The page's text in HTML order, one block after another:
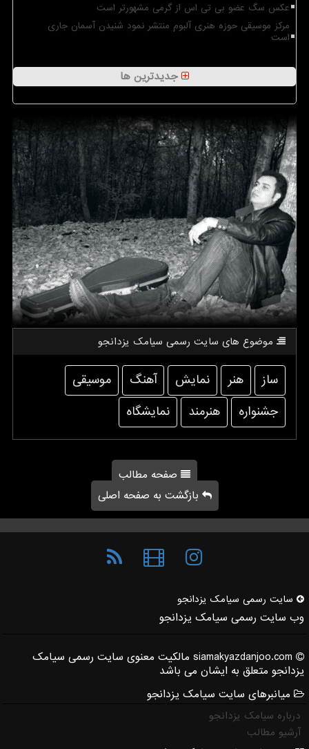
عکس سگ عضو بی تی اس از گرمی مشهورتر است
مرکز موسیقی حوزه هنری آلبوم منتشر نمود شنیدن آسمان جاری
است
جدیدترین ها
موضوع های سایت رسمی سیامك یزدانجو
ساز هنر نمایش آهنگ
موسیقی
جشنواره
هنرمند نمایشگاه
صفحه مطالب
بازگشت به صفحه اصلی
سایت رسمی سیامك یزدانجو
وب سایت رسمی سیامک یزدانجو
siamakyazdanjoo.com مالکیت معنوی سایت رسمی سیامک
یزدانجو متعلق به ایشان می باشد
میانبرهای سایت سیامک یزدانجو
درباره سیامک یزدانجو
آرشیو مطالب